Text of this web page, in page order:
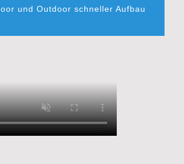
und Outdoor schneller Aufbau